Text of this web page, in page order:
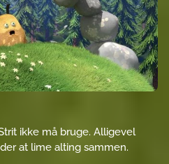
ikke må bruge. Alligevel
at lime alting sammen.